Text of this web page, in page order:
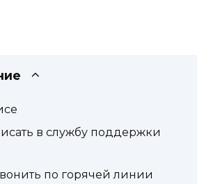
в службу поддержки
по горячей линии